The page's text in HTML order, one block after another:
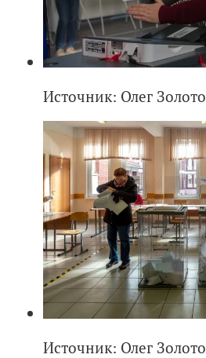
Источник: Олег Золото
Источник: Олег Золото